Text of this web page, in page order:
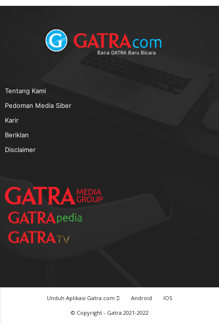
TERPOPULER
Baca GATRA Baru Bicara